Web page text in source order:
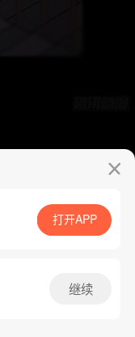
App免费看
打开APP
继续